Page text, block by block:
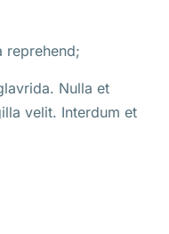
reprehend;
Nulla et
velit. Interdum et